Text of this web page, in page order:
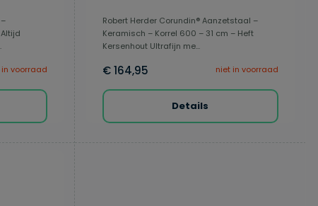
in voorraad
Robert Herder Corundin® Aanzetstaal –
Keramisch – Korrel 600 – 31 cm – Heft
Kersenhout Ultrafijn me...
€ 164,95 niet in voorraad
Details